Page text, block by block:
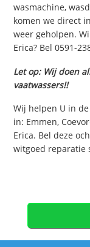
wasmachine,
komen we direct
weer geholpen.
Erica? Bel 0591-
Let op: Wij doen
vaatwassers!!
Wij helpen U in
in: Emmen,
Erica. Bel deze
witgoed reparatie